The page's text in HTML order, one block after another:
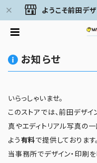
ようこそ前田デ
お知らせ
いらっしゃいませ。
このストアでは、前田デザ
真やエディトリアル写真の
よう有料で提供しております。
当事務所でデザイン・印刷